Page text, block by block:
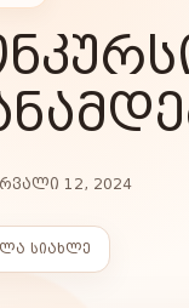
12, 2024
ᲡᲘᲐᲮᲚᲔ